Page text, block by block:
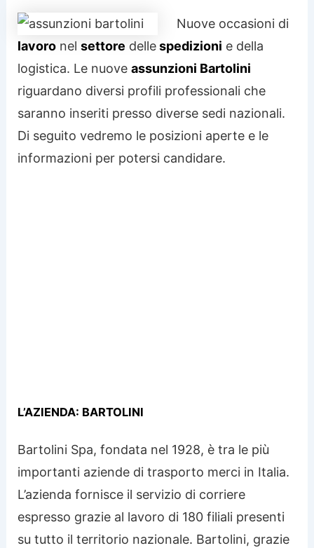
Nuove occasioni di
lavoro nelsettore dellespedizioni e della
logistica. Le nuoveassunzioni Bartolini
riguardano diversi profili professionali che
saranno inseriti presso diverse sedi nazionali.
Di seguito vedremo le posizioni aperte e le
informazioni per potersi candidare.
L’AZIENDA: BARTOLINI
Bartolini Spa, fondata nel 1928, è tra le più
importanti aziende di trasporto merci in Italia.
L’azienda fornisce il servizio di corriere
espresso grazie al lavoro di 180 filiali presenti
su tutto il territorio nazionale. Bartolini, grazie